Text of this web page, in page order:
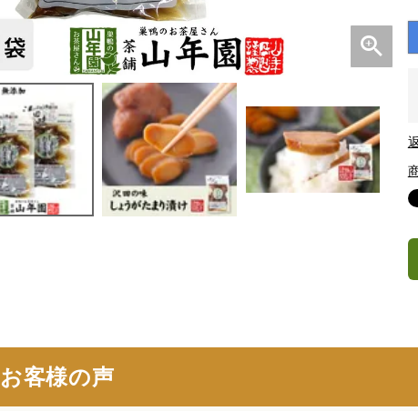
お客様の声